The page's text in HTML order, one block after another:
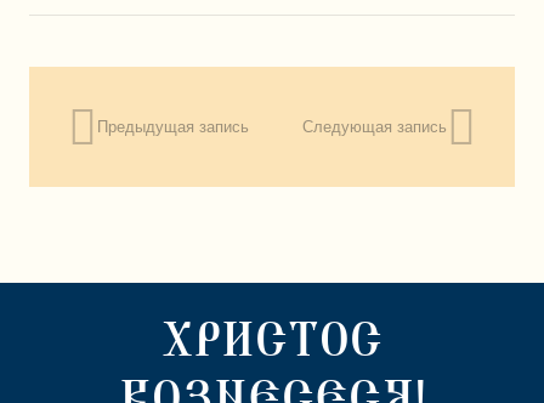
Предыдущая запись Следующая запись
ХРИСТОС